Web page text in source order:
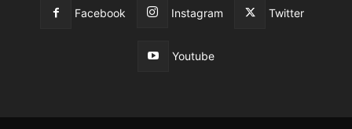
Facebook Instagram Twitter
Youtube